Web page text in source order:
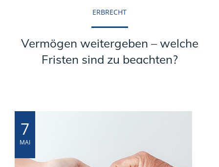
ERBRECHT
Vermögen weitergeben – welche
Fristen sind zu beachten?
7
MAI